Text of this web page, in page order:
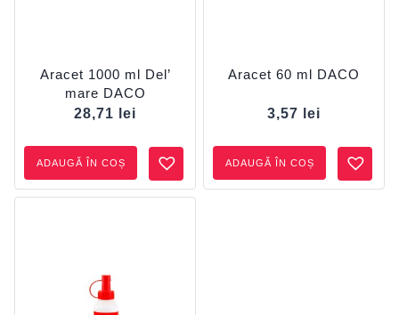
Aracet 1000 ml Del’
mare DACO
28,71
lei
ADAUGĂ ÎN COȘ
Aracet 60 ml DACO
3,57 lei
ADAUGĂ ÎN COȘ